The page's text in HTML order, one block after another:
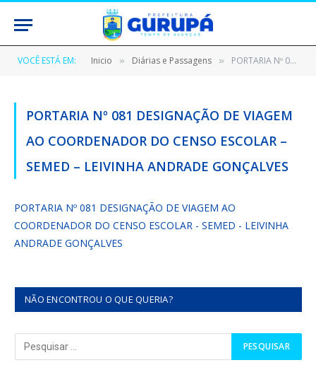
VOCÊ ESTÁ EM: Inicio » Diárias e Passagens » PORTARIA Nº 081 DESIGNAÇÃO DE VIAGEM AO COORDENADOR DO CENSO ESCOLAR – SEMED – LEIVINHA ANDRADE GONÇALVES
PORTARIA Nº 081 DESIGNAÇÃO DE VIAGEM
AO COORDENADOR DO CENSO ESCOLAR –
SEMED – LEIVINHA ANDRADE GONÇALVES
PORTARIA Nº 081 DESIGNAÇÃO DE VIAGEM AO
COORDENADOR DO CENSO ESCOLAR - SEMED - LEIVINHA
ANDRADE GONÇALVES
NÃO ENCONTROU O QUE QUERIA?